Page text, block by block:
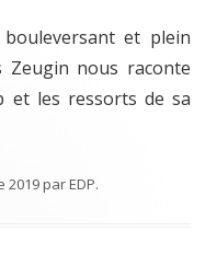
et plein
Zeugin nous raconte
et les ressorts de sa
2019parEDP.